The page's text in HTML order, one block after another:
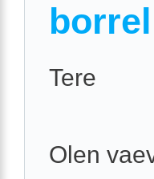
Tere
Olen